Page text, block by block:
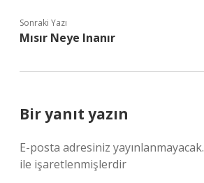
Sonraki Yazı
Mısır Neye Inanır
Bir yanıt yazın
E-posta adresiniz yayınlanmayacak.
ile işaretlenmişlerdir